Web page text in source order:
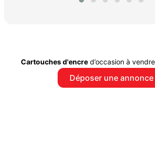
Cartouches d'encre d’occasion à
Déposer une annonce